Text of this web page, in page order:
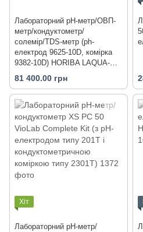
Лабораторний pH-метр/ОВП-
метр/кондуктометр/
солемір/TDS-метр (ph-
електрод 9625‐10D, комірка
9382‐10D) HORIBA LAQUA-
PC2000-SR
81 400.00 грн
Хіт
Лабораторний pH-метр/